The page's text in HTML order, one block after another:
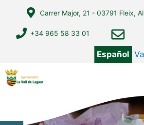
contenido
Carrer Major, 21 - 03791 Fleix,
+34 965 58 33 01
Español